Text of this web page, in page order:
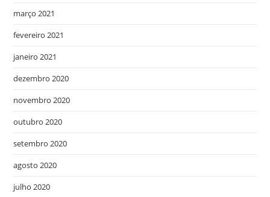
março 2021
fevereiro 2021
janeiro 2021
dezembro 2020
novembro 2020
outubro 2020
setembro 2020
agosto 2020
julho 2020